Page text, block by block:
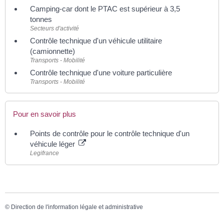
Camping-car dont le PTAC est supérieur à 3,5
tonnes
Secteurs d'activité
Contrôle technique d'un véhicule utilitaire
(camionnette)
Transports - Mobilité
Contrôle technique d'une voiture particulière
Transports - Mobilité
Pour en savoir plus
Points de contrôle pour le contrôle technique d'un
véhicule léger
Legifrance
© Direction de l'information légale et administrative